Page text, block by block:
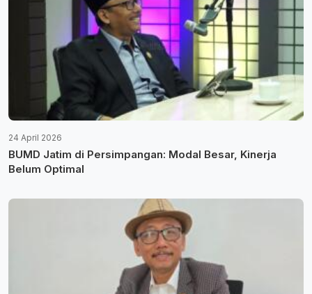
24 April 2026
BUMD Jatim di Persimpangan: Modal Besar, Kinerja
Belum Optimal